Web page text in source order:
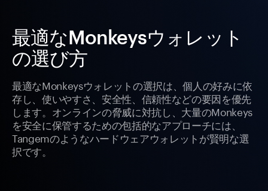
最適なMonkeysウォレット
の選び方
最適なMonkeysウォレットの選択は、個人の好みに依
存し、使いやすさ、安全性、信頼性などの要因を優先
します。オンラインの脅威に対抗し、大量のMonkeys
を安全に保管するための包括的なアプローチには、
Tangemのようなハードウェアウォレットが賢明な選
択です。